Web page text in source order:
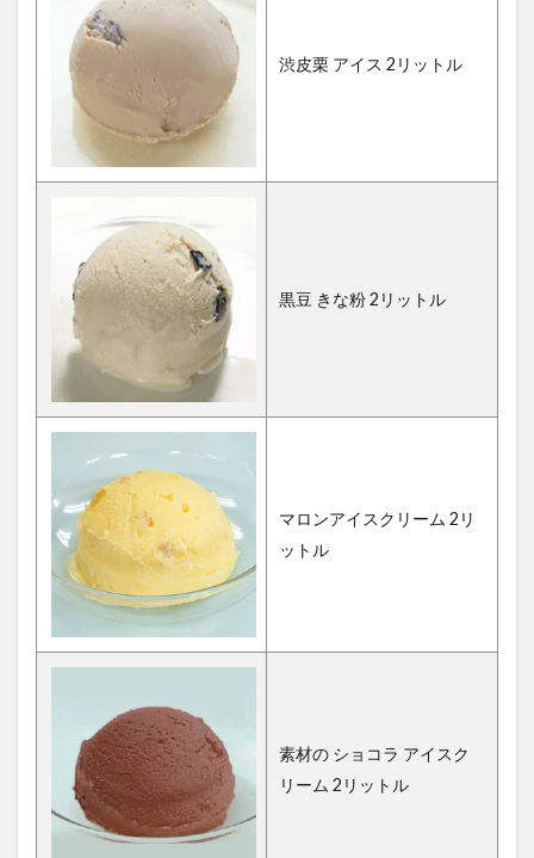
渋皮栗 アイス 2リットル
黒豆 きな粉 2リットル
マロンアイスクリーム 2リ
ットル
素材の ショコラ アイスク
リーム 2リットル